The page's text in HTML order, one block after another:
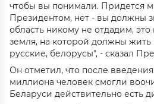
чтобы вы понимали. Придется
Президентом, нет - вы должны
область никому не отдадим,
земля, на которой должны
русские, белорусы", - сказал
Он отметил, что после
миллиона человек смогли
Беларуси действительно есть